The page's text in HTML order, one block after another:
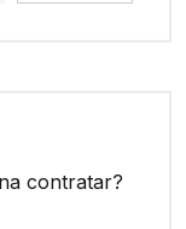
contratar?